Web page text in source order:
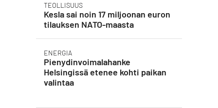
TEOLLISUUS
Kesla sai noin 17 miljoonan euron
tilauksen NATO-maasta
ENERGIA
Pienydinvoimalahanke
Helsingissä etenee kohti paikan
valintaa